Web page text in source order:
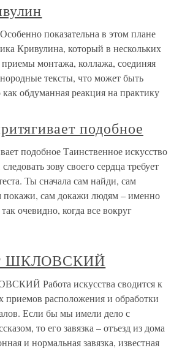
показательна в этом плане
Кривулина, который в нескольких
монтажа, коллажа, соединяя
тексты, что может быть
обдуманная реакция на практику
подобное
подобное Таинственное искусство
зову своего сердца требует
Ты сначала сам найди, сам
покажи, сам докажи людям – именно
очевидно, когда все вокруг
ШКЛОВСКИЙ
Работа искусства сводится к
расположения и обработки
Если бы мы имели дело с
то его завязка – отъезд из дома
и нормальная завязка, известная